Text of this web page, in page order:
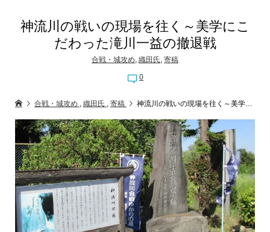
神流川の戦いの現場を往く～美学にこ
だわった滝川一益の撤退戦
合戦・城攻め, 織田氏, 寄稿
0
合戦・城攻め , 織田氏 , 寄稿 神流川の戦いの現場を往く～美学にこだわった滝川一益の撤退戦